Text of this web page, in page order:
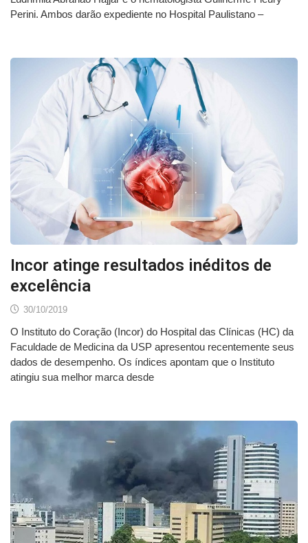
Perini. Ambos darão expediente no Hospital Paulistano –
Incor atinge resultados inéditos de
excelência
30/10/2019
O Instituto do Coração (Incor) do Hospital das Clínicas (HC) da
Faculdade de Medicina da USP apresentou recentemente seus
dados de desempenho. Os índices apontam que o Instituto
atingiu sua melhor marca desde